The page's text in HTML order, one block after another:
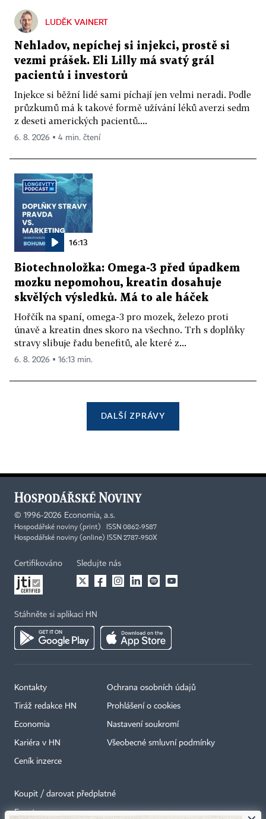
LUDĚK VAINERT
Nehladov, nepíchej si injekci, prostě si
vezmi prášek. Eli Lilly má svatý grál
pacientů i investorů
Injekce si běžní lidé sami píchají jen velmi neradi. Podle
průzkumů má k takové formě užívání léků averzi sedm
z deseti amerických pacientů....
6. 8. 2026 ▪ 4 min. čtení
16:13
Biotechnoložka: Omega-3 před úpadkem
mozku nepomohou, kreatin dosahuje
skvělých výsledků. Má to ale háček
Hořčík na spaní, omega-3 pro mozek, železo proti
únavě a kreatin dnes skoro na všechno. Trh s doplňky
stravy slibuje řadu benefitů, ale které z...
6. 8. 2026 ▪ 16:13 min.
DALŠÍ ZPRÁVY
© 1996-2026 Economia, a.s.
Hospodářské noviny (print) ISSN 0862-9587
Hospodářské noviny (online) ISSN 2787-950X
Certifikováno Sledujte nás
Stáhněte si aplikaci HN
Kontakty
Tiráž redakce HN
Economia
Kariéra v HN
Ceník inzerce
Ochrana osobních údajů
Prohlášení o cookies
Nastavení soukromí
Všeobecné smluvní podmínky
Koupit / darovat předplatné
Eventy